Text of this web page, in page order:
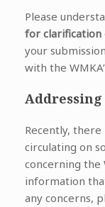
Please
for
your
with the
Recently,
circulating on
concerning the
information
any concerns,